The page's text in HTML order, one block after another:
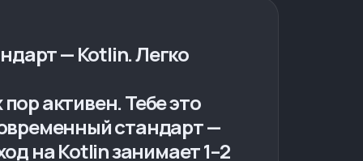
— Kotlin. Легко
активен. Тебе это
стандарт —
на Kotlin занимает 1–2